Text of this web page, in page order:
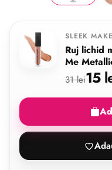
SLEEK
Ruj lichid
Me
31 lei15